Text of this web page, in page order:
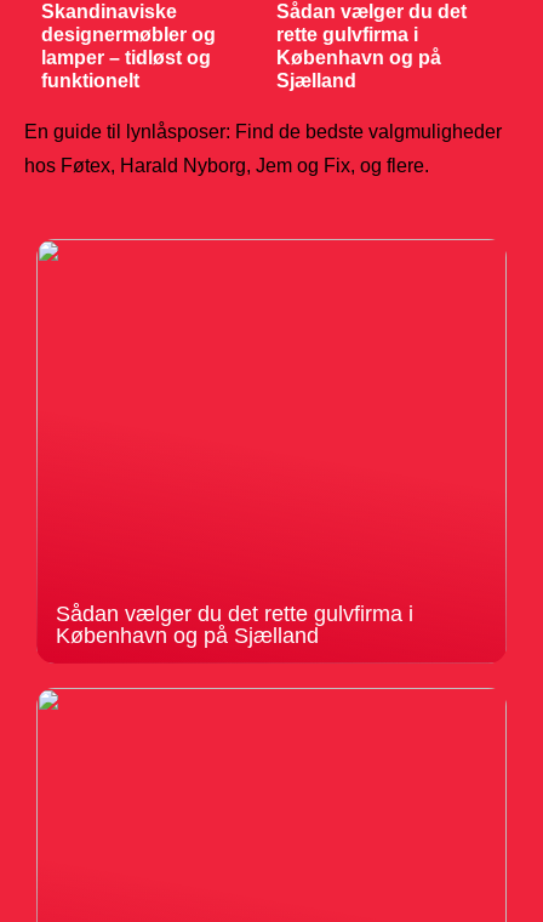
Skandinaviske
designermøbler og
lamper – tidløst og
funktionelt
Sådan vælger du det
rette gulvfirma i
København og på
Sjælland
En guide til lynlåsposer: Find de bedste valgmuligheder
hos Føtex, Harald Nyborg, Jem og Fix, og flere.
Sådan vælger du det rette gulvfirma i
København og på Sjælland